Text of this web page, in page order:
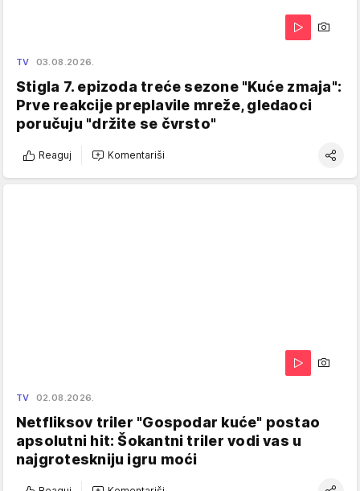
TV 03.08.2026.
Stigla 7. epizoda treće sezone "Kuće zmaja":
Prve reakcije preplavile mreže, gledaoci
poručuju "držite se čvrsto"
Reaguj Komentariši
TV 02.08.2026.
Netfliksov triler "Gospodar kuće" postao
apsolutni hit: Šokantni triler vodi vas u
najgroteskniju igru moći